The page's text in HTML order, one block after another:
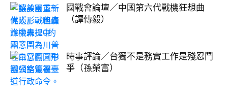
國戰會論壇／中國第六代戰機狂想曲
（譚傳毅）
時事評論／台獨不是務實工作是殘忍鬥
爭（孫榮富）